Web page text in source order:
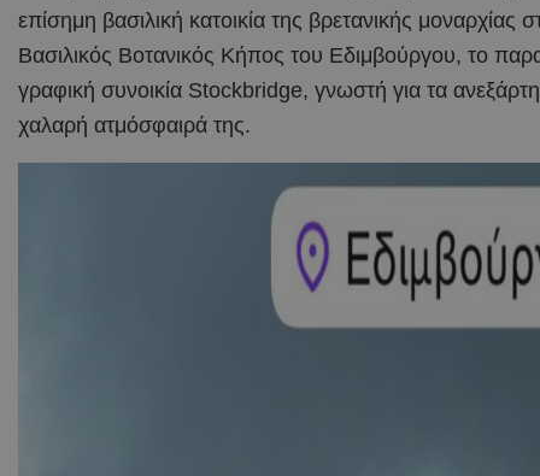
επίσημη βασιλική κατοικία της βρετανικής
Βασιλικός Βοτανικός Κήπος του Εδιμβούργου, το
γραφική συνοικία Stockbridge, γνωστή για τα
χαλαρή ατμόσφαιρά της.